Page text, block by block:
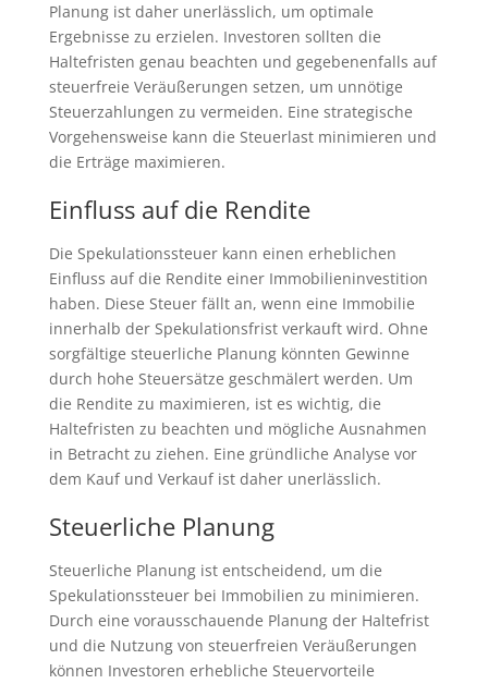
Planung ist daher unerlässlich, um optimale
Ergebnisse zu erzielen. Investoren sollten die
Haltefristen genau beachten und gegebenenfalls auf
steuerfreie Veräußerungen setzen, um unnötige
Steuerzahlungen zu vermeiden. Eine strategische
Vorgehensweise kann die Steuerlast minimieren und
die Erträge maximieren.
Einfluss auf die Rendite
Die Spekulationssteuer kann einen erheblichen
Einfluss auf die Rendite einer Immobilieninvestition
haben. Diese Steuer fällt an, wenn eine Immobilie
innerhalb der Spekulationsfrist verkauft wird. Ohne
sorgfältige steuerliche Planung könnten Gewinne
durch hohe Steuersätze geschmälert werden. Um
die Rendite zu maximieren, ist es wichtig, die
Haltefristen zu beachten und mögliche Ausnahmen
in Betracht zu ziehen. Eine gründliche Analyse vor
dem Kauf und Verkauf ist daher unerlässlich.
Steuerliche Planung
Steuerliche Planung ist entscheidend, um die
Spekulationssteuer bei Immobilien zu minimieren.
Durch eine vorausschauende Planung der Haltefrist
und die Nutzung von steuerfreien Veräußerungen
können Investoren erhebliche Steuervorteile